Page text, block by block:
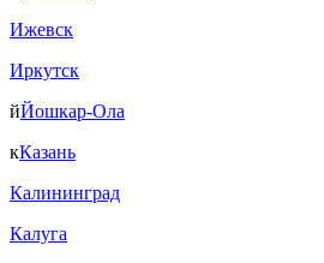
Ижевск
Иркутск
йЙошкар-Ола
кКазань
Калининград
Калуга